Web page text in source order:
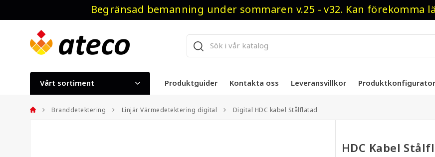
Begränsad bemanning under sommaren v.25 - v32. Kan förekomma
Vårt sortiment Produktguider Kontakta oss Leveransvillkor Produktkonfigurator
Branddetektering Linjär Värmedetektering digital Digital HDC kabel Stålflätad
HDC Kabel